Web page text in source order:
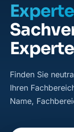
Finden Sie
Ihren
Name,